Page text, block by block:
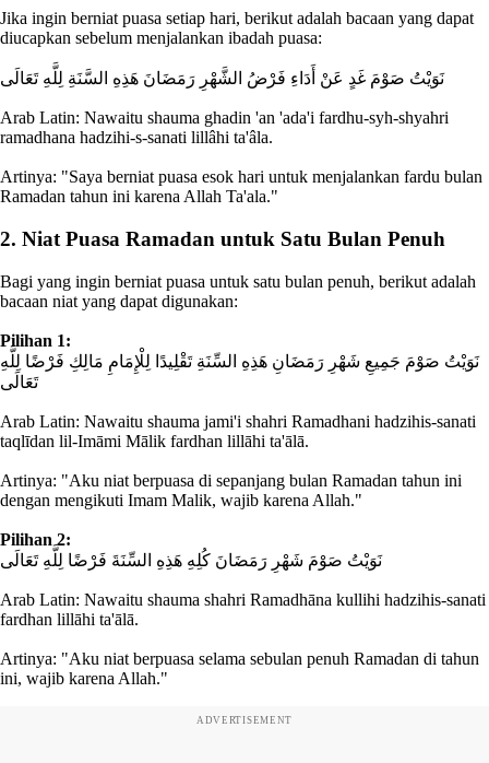
Jika ingin berniat puasa setiap hari, berikut adalah bacaan yang dapat
diucapkan sebelum menjalankan ibadah puasa:
نَوَيْتُ صَوْمَ غَدٍ عَنْ أَدَاءِ فَرْضُ الشَّهْرِ رَمَضَانَ هَذِهِ السَّنَةِ لِلَّهِ تَعَالَى
Arab Latin: Nawaitu shauma ghadin 'an 'ada'i fardhu-syh-shyahri
ramadhana hadzihi-s-sanati lillâhi ta'âla.
Artinya: "Saya berniat puasa esok hari untuk menjalankan fardu bulan
Ramadan tahun ini karena Allah Ta'ala."
2. Niat Puasa Ramadan untuk Satu Bulan Penuh
Bagi yang ingin berniat puasa untuk satu bulan penuh, berikut adalah
bacaan niat yang dapat digunakan:
Pilihan 1:
نَوَيْتُ صَوْمَ جَمِيعِ شَهْرِ رَمَضَانِ هَذِهِ السِّنَةِ تَقْلِيدًا لِلْإِمَامِ مَالِكِ فَرْضًا لِلَّهِ
تَعَالَى
Arab Latin: Nawaitu shauma jami'i shahri Ramadhani hadzihis-sanati
taqlīdan lil-Imāmi Mālik fardhan lillāhi ta'ālā.
Artinya: "Aku niat berpuasa di sepanjang bulan Ramadan tahun ini
dengan mengikuti Imam Malik, wajib karena Allah."
Pilihan 2:
نَوَيْتُ صَوْمَ شَهْرِ رَمَضَانَ كُلِهِ هَذِهِ السِّنَةَ فَرْضًا لِلَّهِ تَعَالَى
Arab Latin: Nawaitu shauma shahri Ramadhāna kullihi hadzihis-sanati
fardhan lillāhi ta'ālā.
Artinya: "Aku niat berpuasa selama sebulan penuh Ramadan di tahun
ini, wajib karena Allah."
ADVERTISEMENT